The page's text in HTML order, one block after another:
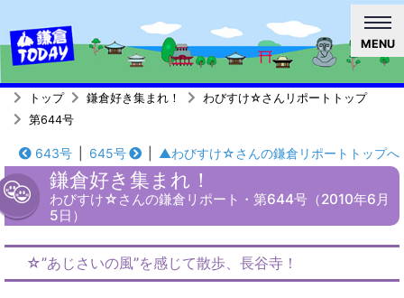
MENU
トップ 鎌倉好き集まれ！
わびすけ☆さんリポートトップ
第644号
643号 645号 ▲わびすけ☆さんの鎌倉リポートトップへ
鎌倉好き集まれ！
わびすけ☆さんの鎌倉リポート・第644号（2010年6月
5日）
☆”あじさいの風”を感じて散歩、長谷寺！